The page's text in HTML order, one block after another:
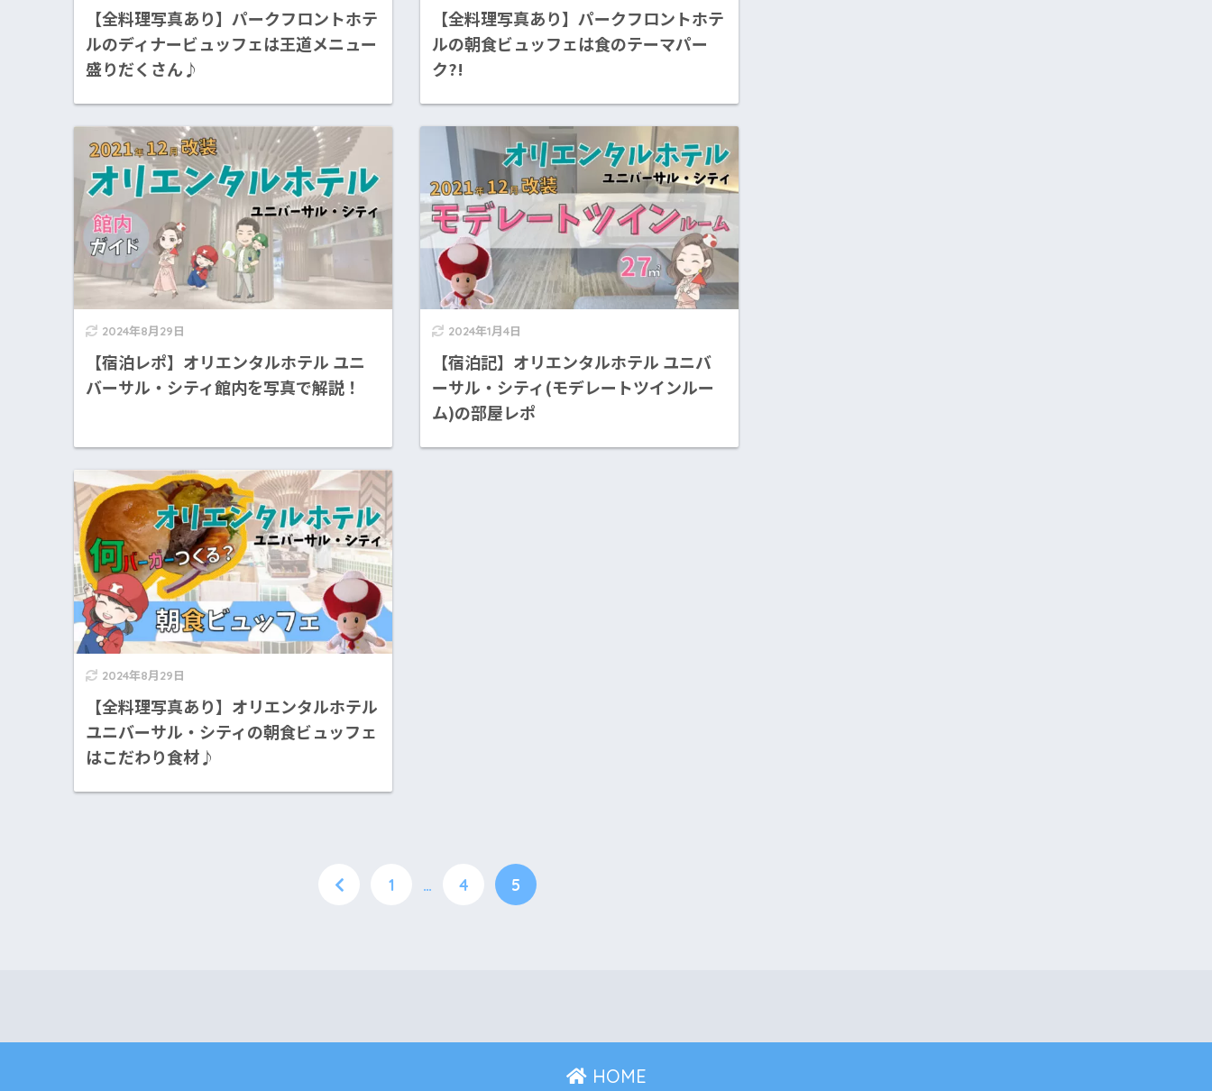
【全料理写真あり】パークフロントホテ
ルのディナービュッフェは王道メニュー
盛りだくさん♪
【全料理写真あり】パークフロントホテ
ルの朝食ビュッフェは食のテーマパー
ク?!
2024年8月29日
【宿泊レポ】オリエンタルホテル ユニ
バーサル・シティ館内を写真で解説！
2024年1月4日
【宿泊記】オリエンタルホテル ユニバ
ーサル・シティ(モデレートツインルー
ム)の部屋レポ
2024年8月29日
【全料理写真あり】オリエンタルホテル
ユニバーサル・シティの朝食ビュッフェ
はこだわり食材♪
1 … 4 5
HOME